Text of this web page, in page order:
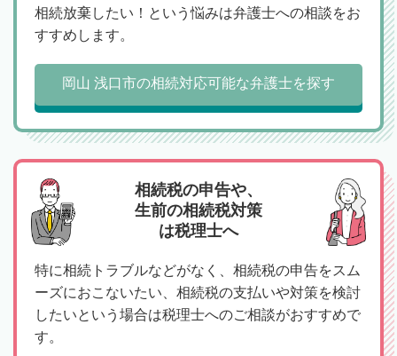
相続放棄したい！という悩みは弁護士への相談をお
すすめします。
岡山 浅口市の相続対応可能な弁護士を探す
相続税の申告や、
生前の相続税対策
は税理士へ
特に相続トラブルなどがなく、相続税の申告をスム
ーズにおこないたい、相続税の支払いや対策を検討
したいという場合は税理士へのご相談がおすすめで
す。